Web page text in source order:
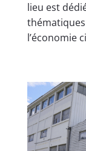
lieu est
l’économie